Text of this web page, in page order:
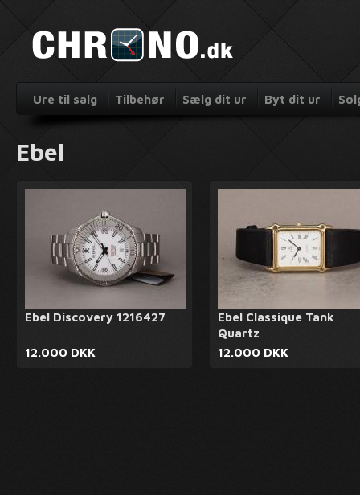
Ure til salg Tilbehør Sælg dit ur Byt dit ur
Ebel
Ebel Discovery 1216427
12.000 DKK
Ebel Classique Tank
Quartz
12.000 DKK